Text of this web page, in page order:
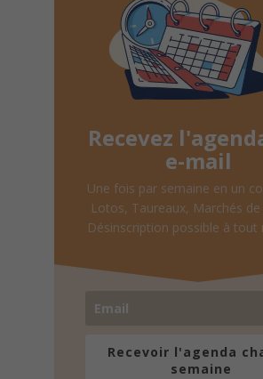
Recevez
e-mail
Une fois par semaine en un
Lotos, Taureaux, Marchés de
Désinscription possible à tout
Recevoir l'agenda
semaine